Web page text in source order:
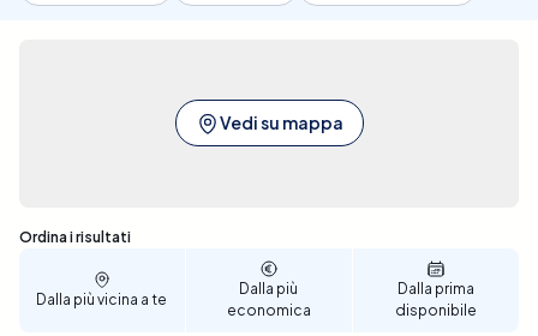
Vedi su mappa
Sono stati trovati 20 risultati
Ordina i risultati
Dalla più vicina a te
Dalla più
economica
Dalla prima
disponibile